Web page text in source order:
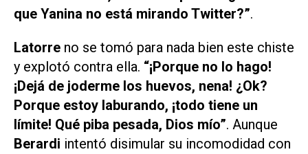
que Yanina no está mirando Twitter?”.
Latorre no se tomó para nada bien este chiste
y explotó contra ella. “¡Porque no lo hago!
¡Dejá de joderme los huevos, nena! ¿Ok?
Porque estoy laburando, ¡todo tiene un
límite! Qué piba pesada, Dios mío”. Aunque
Berardi intentó disimular su incomodidad con